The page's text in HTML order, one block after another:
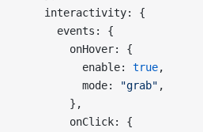
    interactivity: {
      events: {
        onHover: {
          enable:
true,
          mode:
"grab" ,
        },
        onClick: {